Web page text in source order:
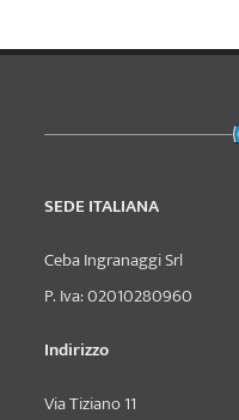
SEDE ITALIANA
Ceba Ingranaggi Srl
P. Iva: 02010280960
Indirizzo
Via Tiziano 11